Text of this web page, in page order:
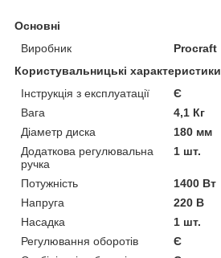
Основні
Виробник
Procraft
Користувальницькі характеристики
Інструкція з експлуатації
Є
Вага
4,1 Кг
Діаметр диска
180 мм
Додаткова регулювальна
ручка
1 шт.
Потужність
1400 Вт
Напруга
220 В
Насадка
1 шт.
Регулювання оборотів
Є